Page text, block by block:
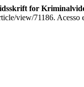
for
view/71186. Acesso